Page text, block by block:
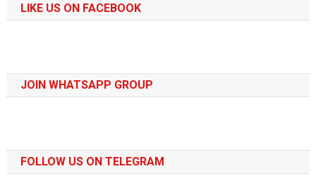
LIKE US ON FACEBOOK
JOIN WHATSAPP GROUP
FOLLOW US ON TELEGRAM